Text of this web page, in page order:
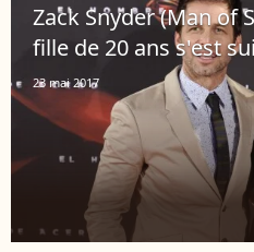
Zack Snyder (Man of
fille de 20 ans s'est
23 mai 2017